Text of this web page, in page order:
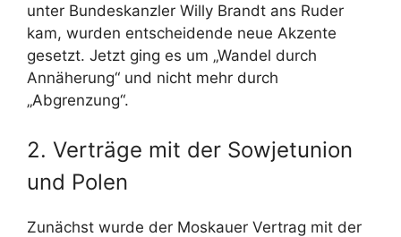
unter Bundeskanzler Willy Brandt ans Ruder
kam, wurden entscheidende neue Akzente
gesetzt. Jetzt ging es um „Wandel durch
Annäherung“ und nicht mehr durch
„Abgrenzung“.
2. Verträge mit der Sowjetunion
und Polen
Zunächst wurde der Moskauer Vertrag mit der